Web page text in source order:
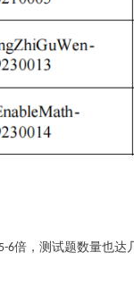
5-6倍，测试题数量也达